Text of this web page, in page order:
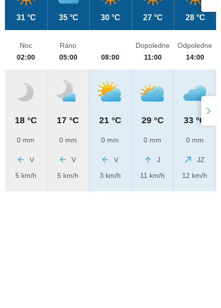
31 °C 35 °C 30 °C 27 °C 28 °C
Noc
02:00
18 °C
0 mm
V
5 km/h
Ráno
05:00
17 °C
0 mm
V
5 km/h
08:00
21 °C
0 mm
V
3 km/h
Dopoledne
11:00
29 °C
0 mm
J
11 km/h
Odpoledne
14:00
33 °C
0 mm
JZ
12 km/h